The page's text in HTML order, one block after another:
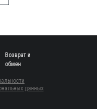
Возврат и
обмен
данных